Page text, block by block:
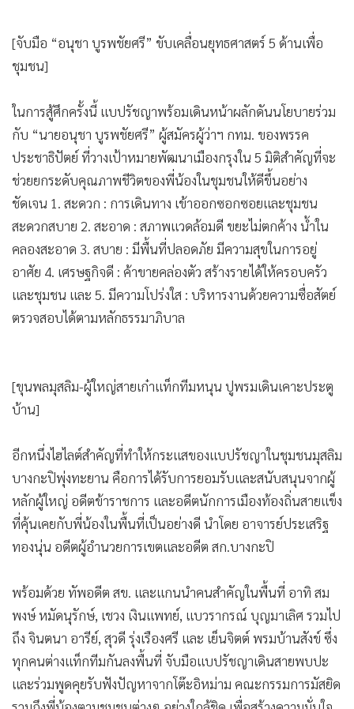
• News1
• Gotomanager
[จับมือ “อนุชา บูรพชัยศรี” ขับเคลื่อนยุทธศาสตร์ 5 ด้านเพื่อ
ชุมชน]
ในการสู้ศึกครั้งนี้ แบปรัชญาพร้อมเดินหน้าผลักดันนโยบายร่วม
กับ “นายอนุชา บูรพชัยศรี” ผู้สมัครผู้ว่าฯ กทม. ของพรรค
ประชาธิปัตย์ ที่วางเป้าหมายพัฒนาเมืองกรุงใน 5 มิติสำคัญที่จะ
ช่วยยกระดับคุณภาพชีวิตของพี่น้องในชุมชนให้ดีขึ้นอย่าง
ชัดเจน 1. สะดวก : การเดินทาง เข้าออกซอกซอยและชุมชน
สะดวกสบาย 2. สะอาด : สภาพแวดล้อมดี ขยะไม่ตกค้าง น้ำใน